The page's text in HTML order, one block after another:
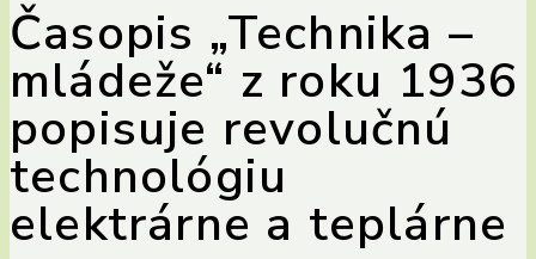
Časopis „Technika –
mládeže“ z roku 1936
popisuje revolučnú
technológiu
elektrárne a teplárne